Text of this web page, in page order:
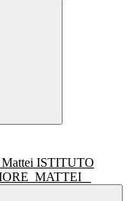
ISTITUTO
MATTEI